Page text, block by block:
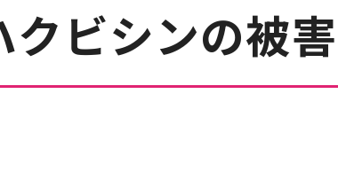
クビシンの被